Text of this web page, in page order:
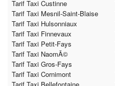
Tarif Taxi Custinne
Tarif Taxi Mesnil-Saint-Blaise
Tarif Taxi Hulsonniaux
Tarif Taxi Finnevaux
Tarif Taxi Petit-Fays
Tarif Taxi NaomÃ©
Tarif Taxi Gros-Fays
Tarif Taxi Cornimont